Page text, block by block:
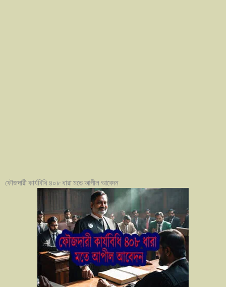
ফৌজদারী কার্যবিধি ৪০৮ ধারা মতে আপীল আবেদন